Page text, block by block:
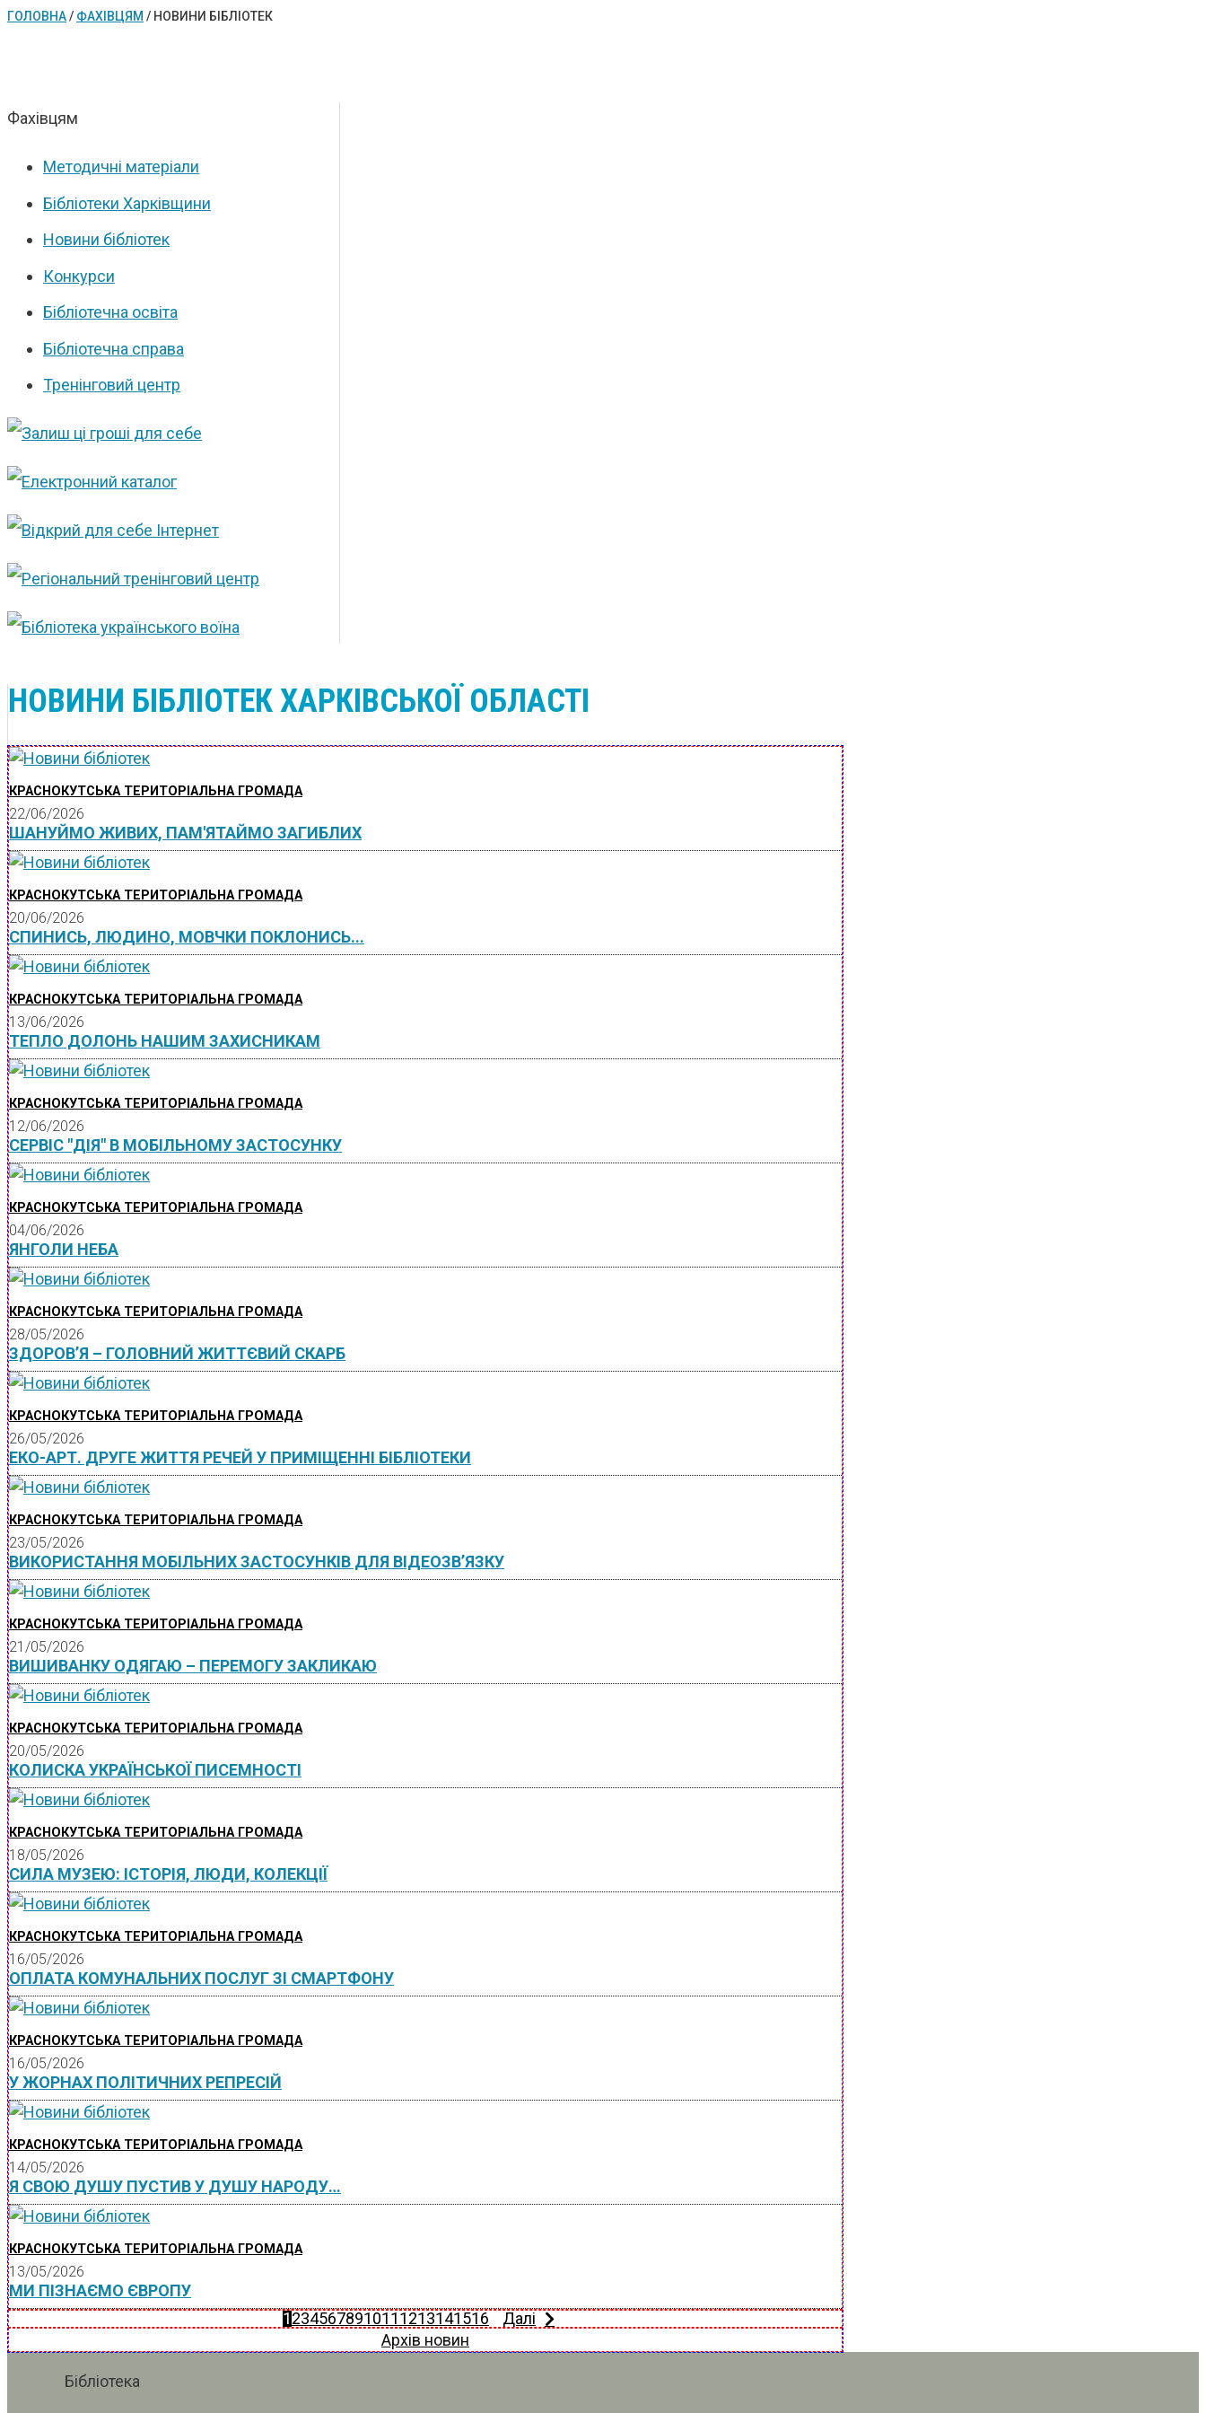
ГОЛОВНА/ ФАХІВЦЯМ / НОВИНИ БІБЛІОТЕК
Фахівцям
Методичні матеріали
Бібліотеки Харківщини
Новини бібліотек
Конкурси
Бібліотечна освіта
Бібліотечна справа
Тренінговий центр
НОВИНИ БІБЛІОТЕК ХАРКІВСЬКОЇ ОБЛАСТІ
КРАСНОКУТСЬКА ТЕРИТОРІАЛЬНА ГРОМАДА
22/06/2026
ШАНУЙМО ЖИВИХ, ПАМ'ЯТАЙМО ЗАГИБЛИХ
КРАСНОКУТСЬКА ТЕРИТОРІАЛЬНА ГРОМАДА
20/06/2026
СПИНИСЬ, ЛЮДИНО, МОВЧКИ ПОКЛОНИСЬ...
КРАСНОКУТСЬКА ТЕРИТОРІАЛЬНА ГРОМАДА
13/06/2026
ТЕПЛО ДОЛОНЬ НАШИМ ЗАХИСНИКАМ
КРАСНОКУТСЬКА ТЕРИТОРІАЛЬНА ГРОМАДА
12/06/2026
СЕРВІС "ДІЯ" В МОБІЛЬНОМУ ЗАСТОСУНКУ
КРАСНОКУТСЬКА ТЕРИТОРІАЛЬНА ГРОМАДА
04/06/2026
ЯНГОЛИ НЕБА
КРАСНОКУТСЬКА ТЕРИТОРІАЛЬНА ГРОМАДА
28/05/2026
ЗДОРОВ’Я – ГОЛОВНИЙ ЖИТТЄВИЙ СКАРБ
КРАСНОКУТСЬКА ТЕРИТОРІАЛЬНА ГРОМАДА
26/05/2026
ЕКО-АРТ. ДРУГЕ ЖИТТЯ РЕЧЕЙ У ПРИМІЩЕННІ БІБЛІОТЕКИ
КРАСНОКУТСЬКА ТЕРИТОРІАЛЬНА ГРОМАДА
23/05/2026
ВИКОРИСТАННЯ МОБІЛЬНИХ ЗАСТОСУНКІВ ДЛЯ ВІДЕОЗВ’ЯЗКУ
КРАСНОКУТСЬКА ТЕРИТОРІАЛЬНА ГРОМАДА
21/05/2026
ВИШИВАНКУ ОДЯГАЮ – ПЕРЕМОГУ ЗАКЛИКАЮ
КРАСНОКУТСЬКА ТЕРИТОРІАЛЬНА ГРОМАДА
20/05/2026
КОЛИСКА УКРАЇНСЬКОЇ ПИСЕМНОСТІ
КРАСНОКУТСЬКА ТЕРИТОРІАЛЬНА ГРОМАДА
18/05/2026
СИЛА МУЗЕЮ: ІСТОРІЯ, ЛЮДИ, КОЛЕКЦІЇ
КРАСНОКУТСЬКА ТЕРИТОРІАЛЬНА ГРОМАДА
16/05/2026
ОПЛАТА КОМУНАЛЬНИХ ПОСЛУГ ЗІ СМАРТФОНУ
КРАСНОКУТСЬКА ТЕРИТОРІАЛЬНА ГРОМАДА
16/05/2026
У ЖОРНАХ ПОЛІТИЧНИХ РЕПРЕСІЙ
КРАСНОКУТСЬКА ТЕРИТОРІАЛЬНА ГРОМАДА
14/05/2026
Я СВОЮ ДУШУ ПУСТИВ У ДУШУ НАРОДУ…
КРАСНОКУТСЬКА ТЕРИТОРІАЛЬНА ГРОМАДА
13/05/2026
МИ ПІЗНАЄМО ЄВРОПУ
12345678910111213141516 Далі
Архів новин
Бібліотека